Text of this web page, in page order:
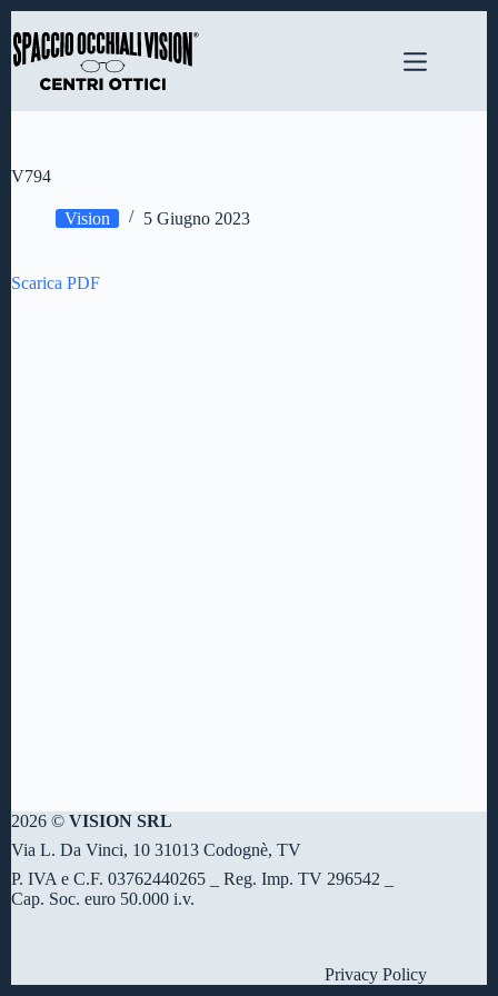
al
contenuto
V794
Vision 5 Giugno 2023
Scarica PDF
2026 © VISION SRL
Via L. Da Vinci, 10 31013 Codognè, TV
P. IVA e C.F. 03762440265 _ Reg. Imp. TV 296542 _
Cap. Soc. euro 50.000 i.v.
Privacy Policy